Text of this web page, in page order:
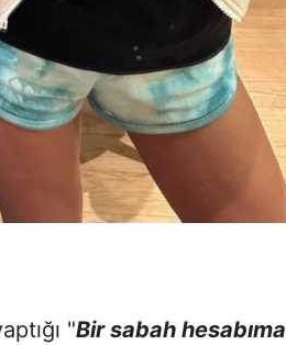
"Bir sabah hesabıma